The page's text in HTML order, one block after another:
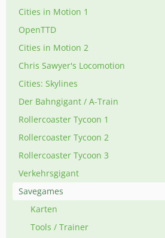
Cities in Motion 1
OpenTTD
Cities in Motion 2
Chris Sawyer's Locomotion
Cities: Skylines
Der Bahngigant / A-Train
Rollercoaster Tycoon 1
Rollercoaster Tycoon 2
Rollercoaster Tycoon 3
Verkehrsgigant
Savegames
Karten
Tools / Trainer